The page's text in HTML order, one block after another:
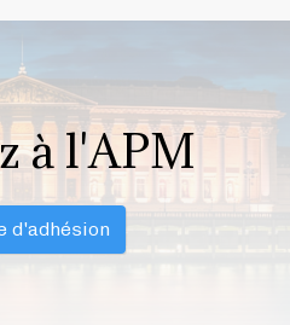
à l'APM
d'adhésion